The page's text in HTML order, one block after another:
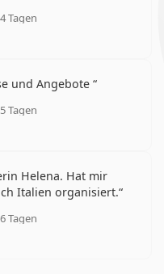
Tagen
5 aus 5
und Angebote
Tagen
5 aus 5
Helena. Hat mir
Italien organisiert.
Tagen
5 aus 5